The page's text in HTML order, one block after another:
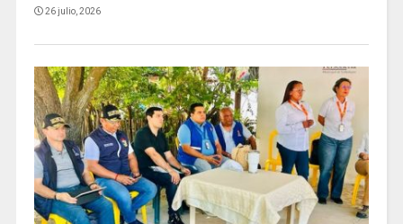
26 julio, 2026